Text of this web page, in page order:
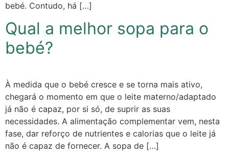
bebé. Contudo, há […]
Qual a melhor sopa para o
bebé?
À medida que o bebé cresce e se torna mais ativo,
chegará o momento em que o leite materno/adaptado
já não é capaz, por si só, de suprir as suas
necessidades. A alimentação complementar vem, nesta
fase, dar reforço de nutrientes e calorias que o leite já
não é capaz de fornecer. A sopa de […]